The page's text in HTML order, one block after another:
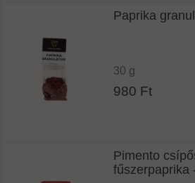
Paprika
30 g
980 Ft
Pimento
fűszerpaprika